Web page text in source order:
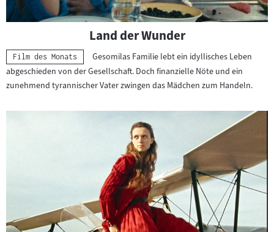
Land der Wunder
Kategorie:
Film des Monats
Gesomilas Familie lebt ein idyllisches Leben
abgeschieden von der Gesellschaft. Doch finanzielle Nöte und ein
zunehmend tyrannischer Vater zwingen das Mädchen zum Handeln.